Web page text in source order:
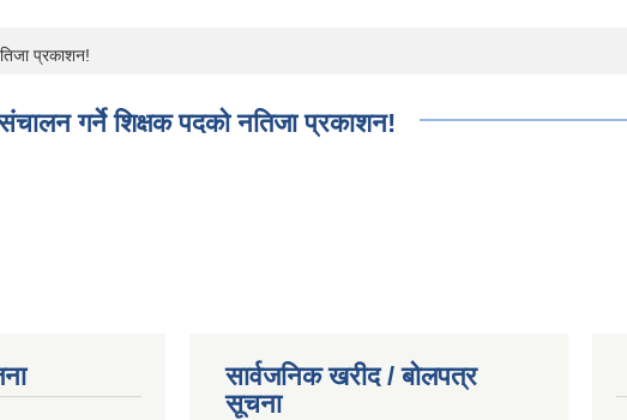
प्रकाशन!
गर्ने शिक्षक पदको नतिजा प्रकाशन!
सार्वजनिक खरीद / बोलपत्र
सूचना